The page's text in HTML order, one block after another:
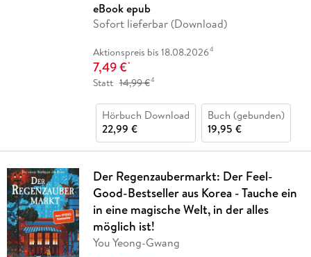
eBook epub
Sofort lieferbar (Download)
Aktionspreis bis 18.08.20264
7,49 €*
Statt 14,99 €4
Hörbuch Download
22,99 €
Buch (gebunden)
19,95 €
Der Regenzaubermarkt: Der Feel-
Good-Bestseller aus Korea - Tauche ein
in eine magische Welt, in der alles
möglich ist!
You Yeong-Gwang